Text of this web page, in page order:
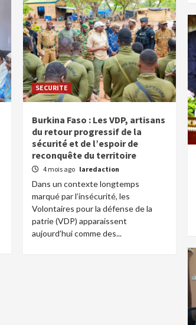
SECURITE
Burkina Faso : Les VDP, artisans
du retour progressif de la
sécurité et de l’espoir de
reconquête du territoire
4 mois ago laredaction
Dans un contexte longtemps
marqué par l’insécurité, les
Volontaires pour la défense de la
patrie (VDP) apparaissent
aujourd’hui comme des...